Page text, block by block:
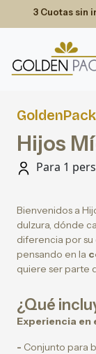
3 Cuotas sin
Hijos
Para 1
Bienvenidos a
dulzura, dónde
diferencia por su
pensando en la
quiere ser parte
¿Qué
Experiencia en
- Conjunto para